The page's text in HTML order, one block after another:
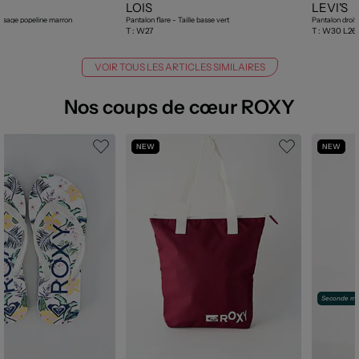
popeline marron
LOIS
Pantalon flare - Taille basse vert
T : W27
LEVI'S
T : W30 L26
VOIR TOUS LES ARTICLES SIMILAIRES
Nos coups de cœur ROXY
NEW NEW
Seconde